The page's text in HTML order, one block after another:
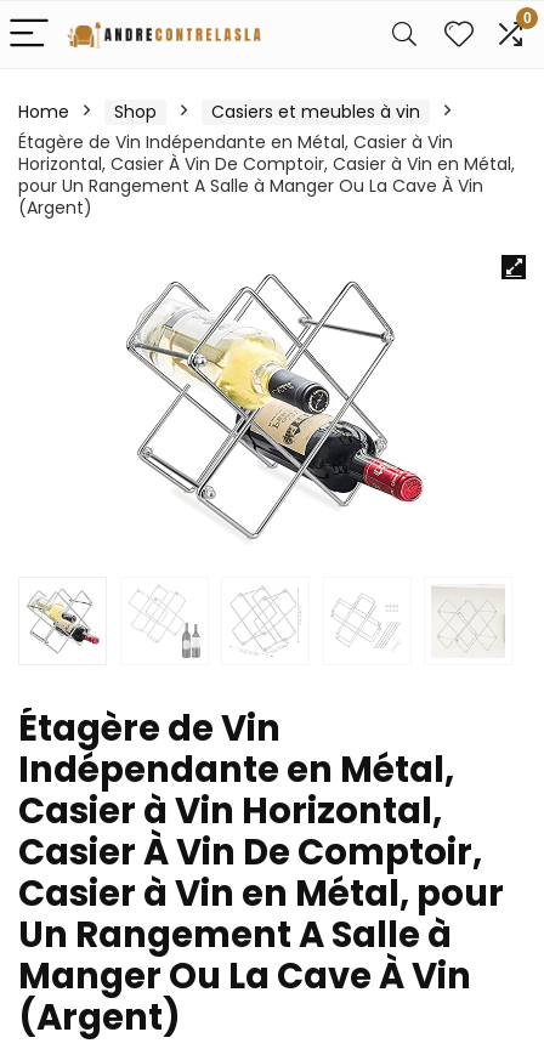
0
Home Shop
Casiers et meubles à vin
Étagère de Vin Indépendante en Métal, Casier à Vin
Horizontal, Casier À Vin De Comptoir, Casier à Vin en Métal,
pour Un Rangement A Salle à Manger Ou La Cave À Vin
(Argent)
Étagère de Vin
Indépendante en Métal,
Casier à Vin Horizontal,
Casier À Vin De Comptoir,
Casier à Vin en Métal, pour
Un Rangement A Salle à
Manger Ou La Cave À Vin
(Argent)